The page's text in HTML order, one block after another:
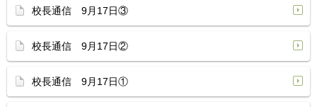
校長通信 9月17日③
校長通信 9月17日②
校長通信 9月17日①